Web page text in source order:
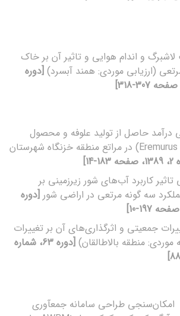
و اندام هوایی و تاثیر آن بر خاک
(ارزیابی موردی: همند آبسرد) [دوره
درآمد حاصل از تولید علوفه و محصول
فرعی سریش(Eremurus olgae) در مراتع منطقه خزنگاه شهرستان
تاثیر کاربرد آب‌های شور زیر‌زمینی بر
سه گونه مرتعی در اراضی شور [دوره
جمعیتی و اثرگذاری‌های آن بر تغییرات
موردی: منطقه بالاطالقان)
[دوره 63، شماره
امکان‌سنجی طراحی سامانه جمع‎آوری